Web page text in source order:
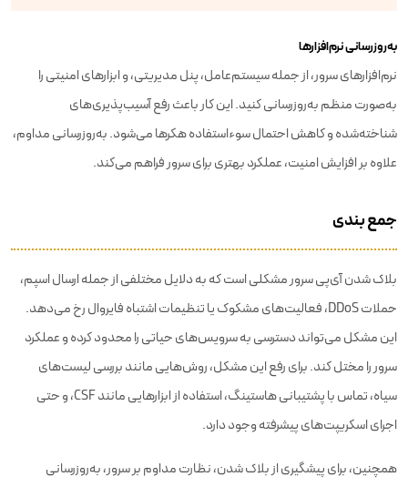
به‌روزرسانی نرم‌افزارها
نرم‌افزارهای سرور، از جمله سیستم‌عامل، پنل مدیریتی، و ابزارهای امنیتی را
به‌صورت منظم به‌روزرسانی کنید. این کار باعث رفع آسیب‌پذیری‌های
شناخته‌شده و کاهش احتمال سوءاستفاده هکرها می‌شود. به‌روزرسانی مداوم،
علاوه بر افزایش امنیت، عملکرد بهتری برای سرور فراهم می‌کند.
جمع بندی
بلاک شدن آی‌پی سرور مشکلی است که به دلایل مختلفی از جمله ارسال اسپم،
حملات DDoS، فعالیت‌های مشکوک یا تنظیمات اشتباه فایروال رخ می‌دهد.
این مشکل می‌تواند دسترسی به سرویس‌های حیاتی را محدود کرده و عملکرد
سرور را مختل کند. برای رفع این مشکل، روش‌هایی مانند بررسی لیست‌های
سیاه، تماس با پشتیبانی هاستینگ، استفاده از ابزارهایی مانند CSF، و حتی
اجرای اسکریپت‌های پیشرفته وجود دارد.
همچنین، برای پیشگیری از بلاک شدن، نظارت مداوم بر سرور، به‌روزرسانی